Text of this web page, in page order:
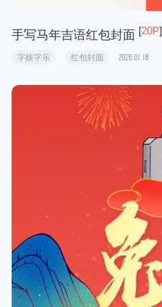
手写马年吉语红包封面 [20P]
字娱字乐 红包封面 2026.01.18